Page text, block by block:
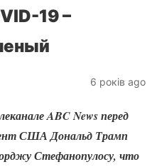
19 –
6 років ago
ABC News перед
США Дональд Трамп
Стефанопулосу, что